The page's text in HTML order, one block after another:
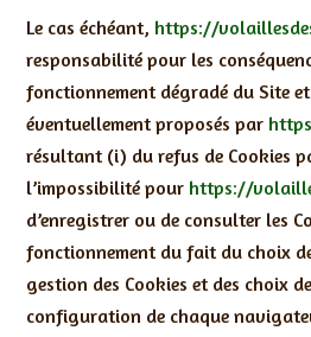
Le cas échéant, https://
responsabilité pour les
fonctionnement dégradé du Site et
éventuellement proposés par
résultant (i) du refus de Cookies
l’impossibilité pour https://
d’enregistrer ou de consulter les
fonctionnement du fait du choix
gestion des Cookies et des choix
configuration de chaque